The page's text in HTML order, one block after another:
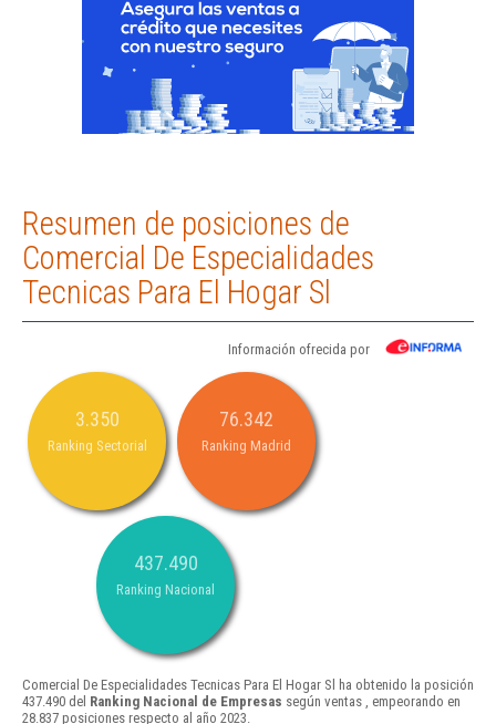
Resumen de posiciones de
Comercial De Especialidades
Tecnicas Para El Hogar Sl
Información ofrecida por
3.350
Ranking Sectorial
76.342
Ranking Madrid
437.490
Ranking Nacional
Comercial De Especialidades Tecnicas Para El Hogar Sl ha obtenido la posición
437.490 del Ranking Nacional de Empresas según ventas , empeorando en
28.837 posiciones respecto al año 2023.